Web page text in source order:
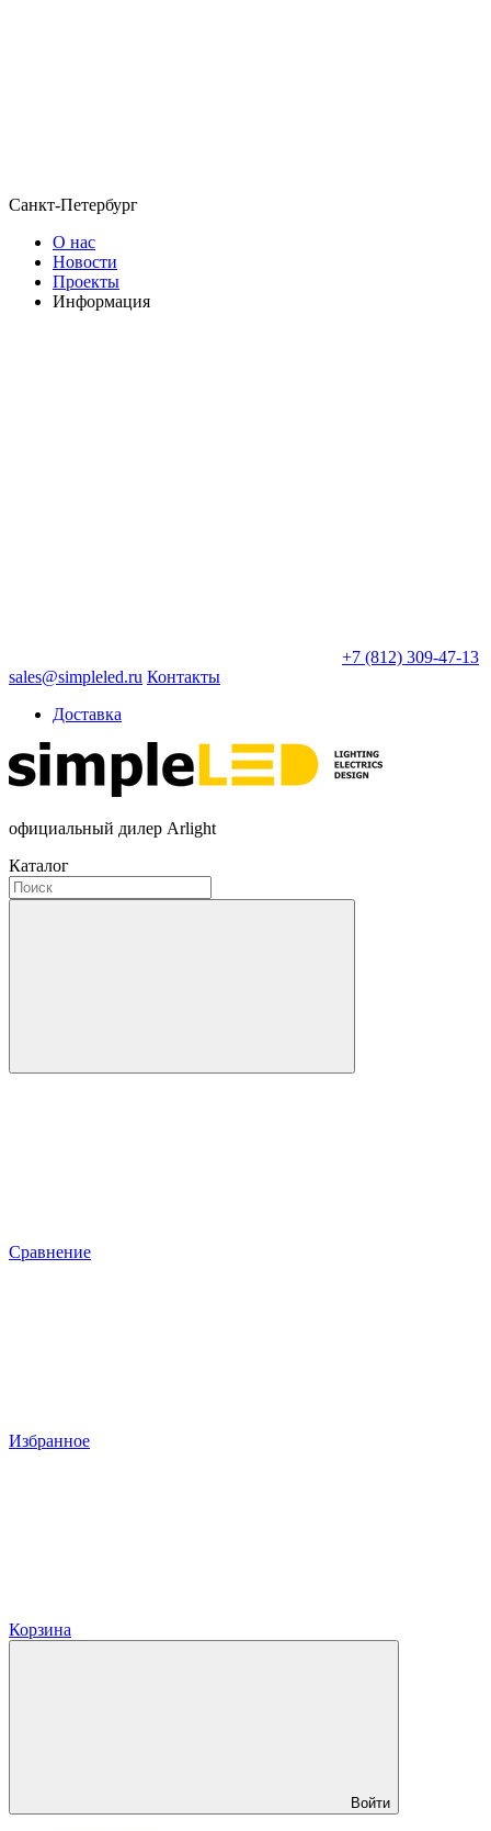
Санкт-Петербург
О нас
Новости
Проекты
Информация
+7 (812) 309-47-13
sales@simpleled.ru Контакты
Доставка
официальный дилер Arlight
Каталог
Сравнение
Избранное
Корзина
Войти